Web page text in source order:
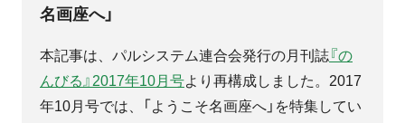
名画座へ」
本記事は、パルシステム連合会発行の月刊誌『の
んびる』2017年10月号より再構成しました。2017
年10月号では、「ようこそ名画座へ」を特集してい